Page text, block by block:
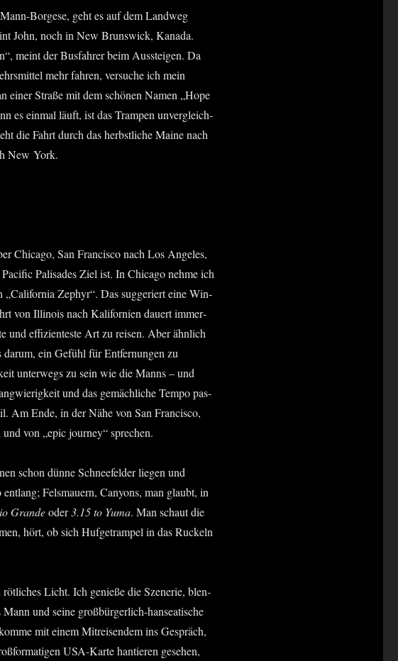
Bor­ge­se, geht es auf dem Land­weg
John, noch in New Bruns­wick, Kana­da.
meint der Bus­fah­rer beim Aus­stei­gen. Da
mehr fah­ren, ver­su­che ich mein
Stra­ße mit dem schö­nen Namen „Hope
es ein­mal läuft, ist das Tram­pen unver­gleich­
die Fahrt durch das herbst­li­che Maine nach
New York.
Chi­ca­go, San Fran­cis­co nach Los Ange­les,
Pali­sa­des Ziel ist. In Chi­ca­go neh­me ich
„Cali­for­nia Zephyr“. Das sug­ge­riert eine Win­
von Illi­nois nach Kali­for­ni­en dau­ert immer­
und effi­zi­en­tes­te Art zu rei­sen. Aber ähn­lich
ein Gefühl für Ent­fer­nun­gen zu
unter­wegs zu sein wie die Manns – und
und das gemäch­li­che Tem­po pas­
Am Ende, in der Nähe von San Fran­cis­co,
von „epic jour­ney“ sprechen.
schon dün­ne Schnee­fel­der lie­gen und
Fels­mau­ern, Can­yons, man glaubt, in
Gran­deoder3.15 to Yuma. Man schaut die
hört, ob sich Huf­ge­tram­pel in das Ruckeln
Licht. Ich genie­ße die Sze­ne­rie, blen­
und sei­ne groß­bür­ger­lich-han­sea­ti­sche
mit einem Mit­rei­sen­dem ins Gespräch,
USA-Kar­te han­tie­ren gese­hen,